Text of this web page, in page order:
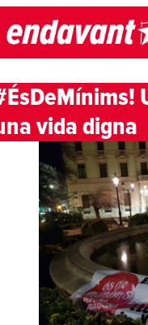
Skip to content
vida digna